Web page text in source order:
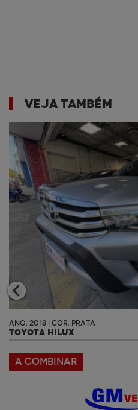
VEJA TAMBÉM
ANO: 2018 | COR: PRATA
TOYOTA HILUX
A COMBINAR